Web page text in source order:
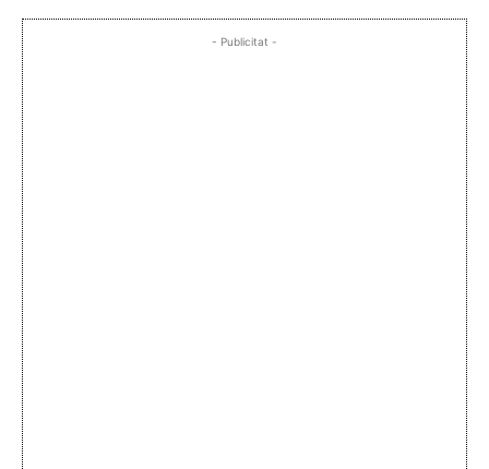
- Publicitat -